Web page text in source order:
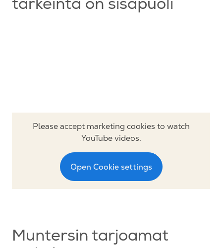
tärkeintä on sisäpuoli
Please accept marketing cookies to watch
YouTube videos.
Open Cookie settings
Muntersin tarjoamat